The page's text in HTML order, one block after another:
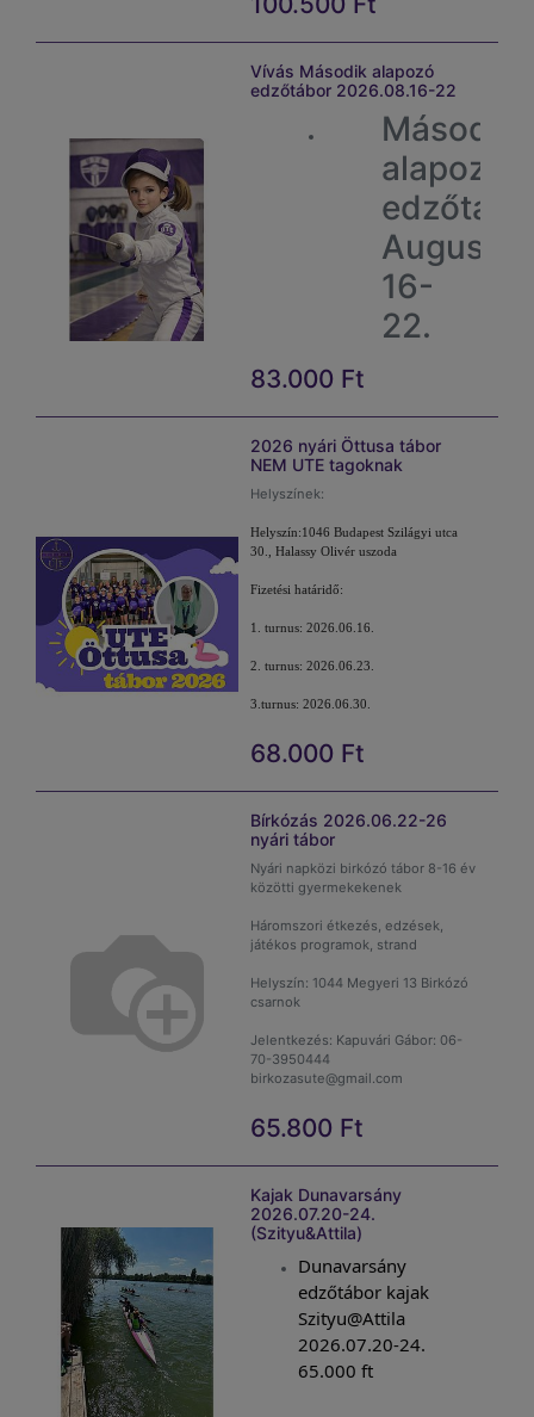
Vívás Második alapozó
edzőtábor 2026.08.16-22
Második
alapozó
16-
22.
22.
Fizetési
opciók:
ig: 83 000
Ft
83.000 Ft
2026 nyári Öttusa tábor
NEM UTE tagoknak
Helyszínek:
Helyszín:1046 Budapest Szilágyi utca
30., Halassy Olivér uszoda
Fizetési határidő:
1. turnus: 2026.06.16.
2. turnus: 2026.06.23.
3.turnus: 2026.06.30.
Kérem, hogy a választott időpont
kifizette a tábort utána legyen
szíves az alábbi űrlapon megadni az
allergiáját, kapcsolattartási
elérhetőségeit.
További információ: ottusa@ute.hu
Boros Alexandra:06 30-362-4659
68.000 Ft
Bírkózás 2026.06.22-26
nyári tábor
Nyári napközi birkózó tábor 8-16 év
közötti gyermekekenek
Háromszori étkezés, edzések,
játékos programok, strand
Helyszín: 1044 Megyeri 13 Birkózó
csarnok
Jelentkezés: Kapuvári Gábor: 06-
70-3950444
birkozasute@gmail.com
65.800 Ft
Kajak Dunavarsány
2026.07.20-24.
(Szityu&Attila)
Dunavarsány
edzőtábor kajak
Szityu@Attila
2026.07.20-24.
65.000 ft